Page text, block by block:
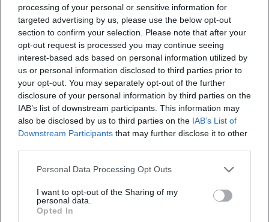
processing of your personal or sensitive information for
targeted advertising by us, please use the below opt-out
section to confirm your selection. Please note that after your
opt-out request is processed you may continue seeing
interest-based ads based on personal information utilized by
us or personal information disclosed to third parties prior to
your opt-out. You may separately opt-out of the further
disclosure of your personal information by third parties on the
IAB’s list of downstream participants. This information may
also be disclosed by us to third parties on the IAB’s List of
Downstream Participants that may further disclose it to other
Personal Data Processing Opt Outs
I want to opt-out of the Sharing of my
personal data.
Opted In
klare, gut lesbare Landschaft mit kurzen Wegen
zwischen Ortszentrum, Natur und
Sehenswürdigkeiten. Genau deshalb passt
Unterweißenbach so gut zu Suchanfragen, die auf
Orientierung, Bewegung und Naturerlebnis zielen.
Es ist ein Ort, an dem Route, Lage und Freizeit eng
zusammenhängen, an dem Kartenmaterial nicht
nur ein Service, sondern ein echter Teil des
wechselt, die sich weit und ruhig anfühlt.
([oberoesterreich.at]
(https://www.oberoesterreich.at/oesterreich-stadt-
Keine Veranstaltungen gefunden